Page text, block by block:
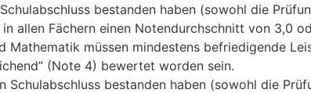
bestanden haben (sowohl die
allen Fächern einen Notendurchschnitt von 3,0
Mathematik müssen mindestens befriedigende
(Note 4) bewertet worden sein.
Schulabschluss bestanden haben (sowohl die